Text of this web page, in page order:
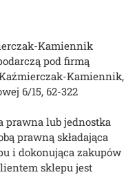
Kamiennik
pod firmą
Kamiennik,
6/15, 62-322
prawna lub jednostka
prawną składająca
i dokonująca zakupów
sklepu jest